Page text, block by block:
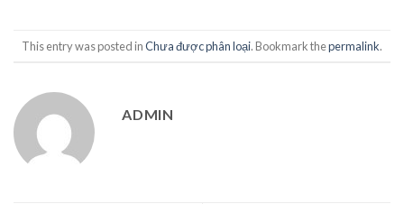
This entry was posted inChưa được phân loại. Bookmark thepermalink.
ADMIN